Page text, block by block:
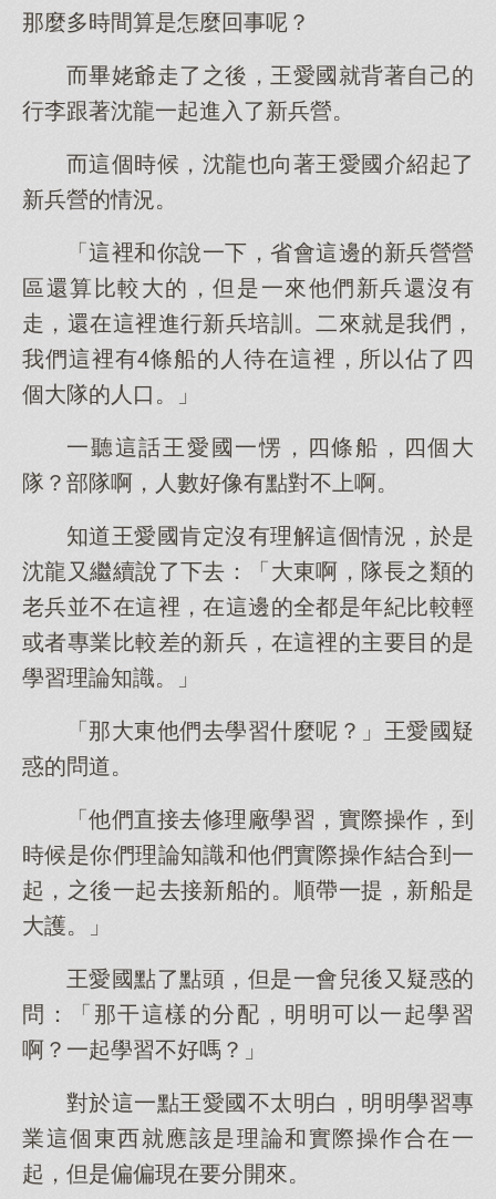
那麼多時間算是怎麼回事呢？
而畢姥爺走了之後，王愛國就背著自己的
行李跟著沈龍一起進入了新兵營。
而這個時候，沈龍也向著王愛國介紹起了
新兵營的情況。
「這裡和你說一下，省會這邊的新兵營營
區還算比較大的，但是一來他們新兵還沒有
走，還在這裡進行新兵培訓。二來就是我們，
我們這裡有4條船的人待在這裡，所以佔了四
個大隊的人口。」
一聽這話王愛國一愣，四條船，四個大
隊？部隊啊，人數好像有點對不上啊。
知道王愛國肯定沒有理解這個情況，於是
沈龍又繼續說了下去：「大東啊，隊長之類的
老兵並不在這裡，在這邊的全都是年紀比較輕
或者專業比較差的新兵，在這裡的主要目的是
學習理論知識。」
「那大東他們去學習什麼呢？」王愛國疑
惑的問道。
「他們直接去修理廠學習，實際操作，到
時候是你們理論知識和他們實際操作結合到一
起，之後一起去接新船的。順帶一提，新船是
大護。」
王愛國點了點頭，但是一會兒後又疑惑的
問：「那干這樣的分配，明明可以一起學習
啊？一起學習不好嗎？」
對於這一點王愛國不太明白，明明學習專
業這個東西就應該是理論和實際操作合在一
起，但是偏偏現在要分開來。